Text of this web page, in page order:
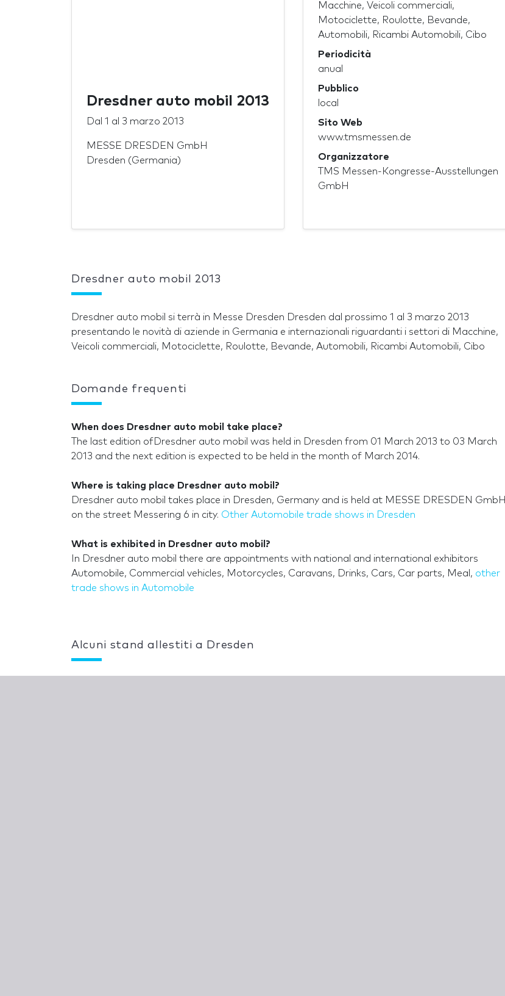
Dresdner auto mobil 2013
Dal 1 al 3 marzo 2013
MESSE DRESDEN GmbH
Dresden (Germania)
Macchine, Veicoli commerciali,
Motociclette, Roulotte, Bevande,
Automobili, Ricambi Automobili, Cibo
Periodicità
anual
Pubblico
local
Sito Web
www.tmsmessen.de
Organizzatore
TMS Messen-Kongresse-Ausstellungen
GmbH
Dresdner auto mobil 2013
Dresdner auto mobil si terrà in Messe Dresden Dresden dal prossimo 1 al 3 marzo 2013
presentando le novità di aziende in Germania e internazionali riguardanti i settori di Macchine,
Veicoli commerciali, Motociclette, Roulotte, Bevande, Automobili, Ricambi Automobili, Cibo
Domande frequenti
When does Dresdner auto mobil take place?
The last edition ofDresdner auto mobil was held in Dresden from 01 March 2013 to 03 March
2013 and the next edition is expected to be held in the month of March 2014.
Where is taking place Dresdner auto mobil?
Dresdner auto mobil takes place in Dresden, Germany and is held at MESSE DRESDEN GmbH
on the street Messering 6 in city. Other Automobile trade shows in Dresden
What is exhibited in Dresdner auto mobil?
In Dresdner auto mobil there are appointments with national and international exhibitors
Automobile, Commercial vehicles, Motorcycles, Caravans, Drinks, Cars, Car parts, Meal, other
trade shows in Automobile
Alcuni stand allestiti a Dresden